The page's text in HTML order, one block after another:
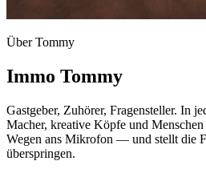
Über Tommy
Immo Tommy
Gastgeber, Zuhörer, Fragensteller. In
Macher, kreative Köpfe und
Wegen ans Mikrofon — und stellt die
überspringen.